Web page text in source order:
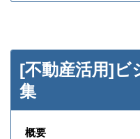
[不動産活用]ビ
集
概要